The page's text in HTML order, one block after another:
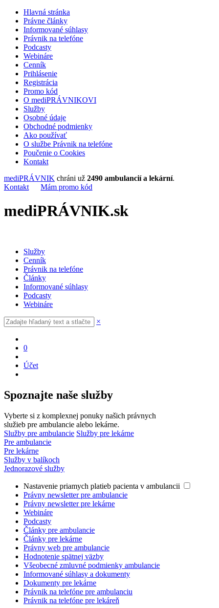
Hlavná stránka
Právne články
Informované súhlasy
Právnik na telefóne
Podcasty
Webináre
Cenník
Prihlásenie
Registrácia
Promo kód
O mediPRÁVNIKOVI
Služby
Osobné údaje
Obchodné podmienky
Ako používať
O službe Právnik na telefóne
Poučenie o Cookies
Kontakt
mediPRÁVNIK chráni už 2490 ambulancií a lekární.
Kontakt
Mám promo kód
mediPRÁVNIK.sk
Služby
Cenník
Právnik na telefóne
Články
Informované súhlasy
Podcasty
Webináre
×
0
Účet
Spoznajte naše služby
Vyberte si z komplexnej ponuky našich právnych
služieb pre ambulancie alebo lekárne.
Služby pre ambulancie Služby pre lekárne
Pre ambulancie
Pre lekárne
Služby v balíkoch
Jednorazové služby
Nastavenie priamych platieb pacienta v ambulancii
Právny newsletter pre ambulancie
Právny newsletter pre lekárne
Webináre
Podcasty
Články pre ambulancie
Články pre lekárne
Právny web pre ambulancie
Hodnotenie spätnej väzby
Všeobecné zmluvné podmienky ambulancie
Informované súhlasy a dokumenty
Dokumenty pre lekárne
Právnik na telefóne pre ambulanciu
Právnik na telefóne pre lekáreň